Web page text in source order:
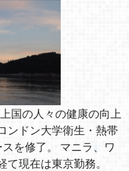
国の人々の健康の向上
ンドン大学衛生・熱帯
を修了。 マニラ、ワ
現在は東京勤務。